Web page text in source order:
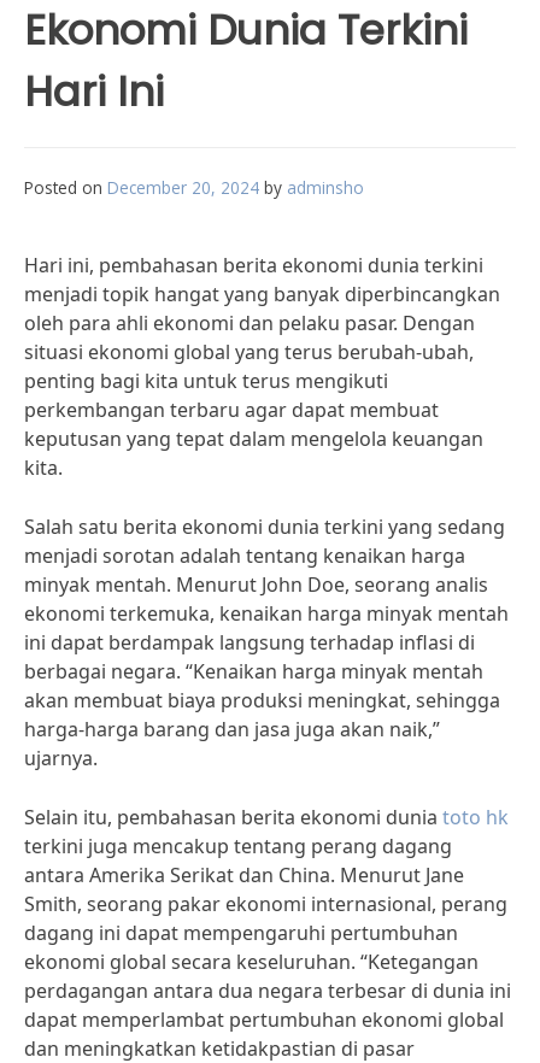
Ekonomi Dunia Terkini
Hari Ini
Posted on December 20, 2024 by adminsho
Hari ini, pembahasan berita ekonomi dunia terkini
menjadi topik hangat yang banyak diperbincangkan
oleh para ahli ekonomi dan pelaku pasar. Dengan
situasi ekonomi global yang terus berubah-ubah,
penting bagi kita untuk terus mengikuti
perkembangan terbaru agar dapat membuat
keputusan yang tepat dalam mengelola keuangan
kita.
Salah satu berita ekonomi dunia terkini yang sedang
menjadi sorotan adalah tentang kenaikan harga
minyak mentah. Menurut John Doe, seorang analis
ekonomi terkemuka, kenaikan harga minyak mentah
ini dapat berdampak langsung terhadap inflasi di
berbagai negara. “Kenaikan harga minyak mentah
akan membuat biaya produksi meningkat, sehingga
harga-harga barang dan jasa juga akan naik,”
ujarnya.
Selain itu, pembahasan berita ekonomi dunia toto hk
terkini juga mencakup tentang perang dagang
antara Amerika Serikat dan China. Menurut Jane
Smith, seorang pakar ekonomi internasional, perang
dagang ini dapat mempengaruhi pertumbuhan
ekonomi global secara keseluruhan. “Ketegangan
perdagangan antara dua negara terbesar di dunia ini
dapat memperlambat pertumbuhan ekonomi global
dan meningkatkan ketidakpastian di pasar